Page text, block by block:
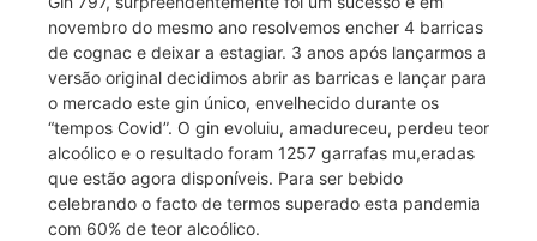
novembro do mesmo ano resolvemos encher 4 barricas
de cognac e deixar a estagiar. 3 anos após lançarmos a
versão original decidimos abrir as barricas e lançar para
o mercado este gin único, envelhecido durante os
“tempos Covid”. O gin evoluiu, amadureceu, perdeu teor
alcoólico e o resultado foram 1257 garrafas mu,eradas
que estão agora disponíveis. Para ser bebido
celebrando o facto de termos superado esta pandemia
com 60% de teor alcoólico.